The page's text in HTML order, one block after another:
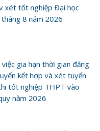
xét tốt nghiệp Đại học
8 năm 2026
gia hạn thời gian đăng
kết hợp và xét tuyển
tốt nghiệp THPT vào
năm 2026